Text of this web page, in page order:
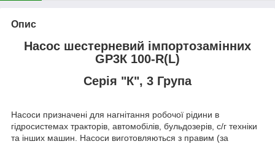
Опис
Насос шестерневий імпортозамінних
GP3К 100-R(L)
Серія "К", 3 Група
Насоси призначені для нагнітання робочої рідини в
гідросистемах тракторів, автомобілів, бульдозерів, с/г техніки
та інших машин. Насоси виготовляються з правим (за